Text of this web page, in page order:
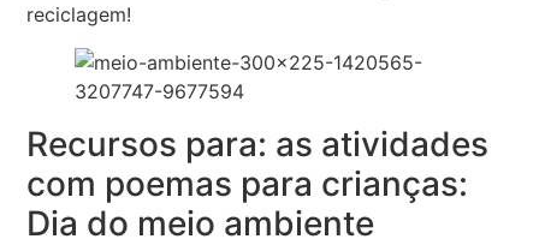
reciclagem!
Recursos para: as atividades
com poemas para crianças:
Dia do meio ambiente